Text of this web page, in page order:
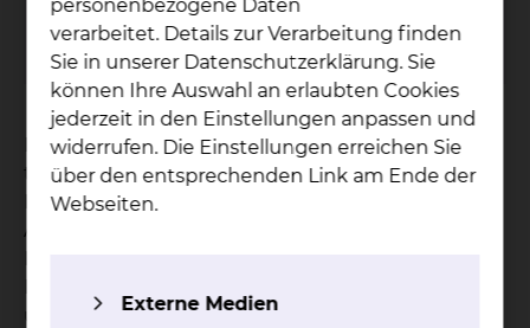
mehr
Der Sozialdienst ergänzt die ärztliche,
therapeutische und pflegerische Aufgabe im
Krankenhaus. Wir beraten Sie und Ihre
Angehörige bei persönlichen und sozialen
und Ihr Leben in sozialer, psychischer, physischer,
personenbezogene Daten
verarbeitet. Details zur Verarbeitung finden
Sie in unserer Datenschutzerklärung. Sie
können Ihre Auswahl an erlaubten Cookies
jederzeit in den Einstellungen anpassen und
widerrufen. Die Einstellungen erreichen Sie
über den entsprechenden Link am Ende der
Webseiten.
Externe Medien